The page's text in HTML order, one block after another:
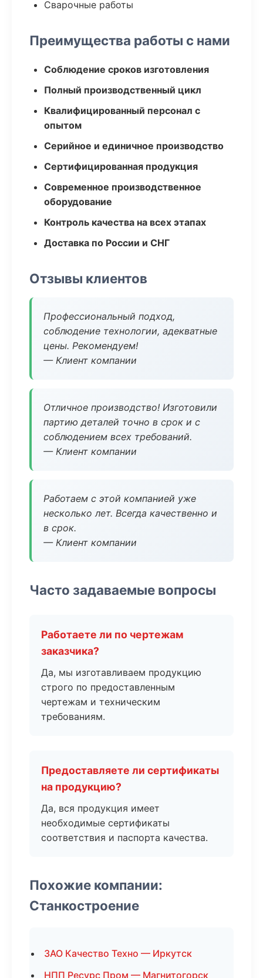
Сварочные работы
Преимущества работы с нами
Соблюдение сроков изготовления
Полный производственный цикл
Квалифицированный персонал с
опытом
Серийное и единичное производство
Сертифицированная продукция
Современное производственное
оборудование
Контроль качества на всех этапах
Доставка по России и СНГ
Отзывы клиентов
Профессиональный подход,
соблюдение технологии, адекватные
цены. Рекомендуем!
— Клиент компании
Отличное производство! Изготовили
партию деталей точно в срок и с
соблюдением всех требований.
— Клиент компании
Работаем с этой компанией уже
несколько лет. Всегда качественно и
в срок.
— Клиент компании
Часто задаваемые вопросы
Работаете ли по чертежам
заказчика?
Да, мы изготавливаем продукцию
строго по предоставленным
чертежам и техническим
требованиям.
Предоставляете ли сертификаты
на продукцию?
Да, вся продукция имеет
необходимые сертификаты
соответствия и паспорта качества.
Похожие компании:
Станкостроение
ЗАО Качество Техно — Иркутск
НПП Ресурс Пром — Магнитогорск